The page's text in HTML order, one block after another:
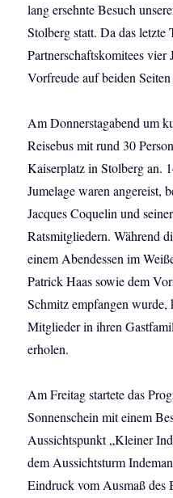
lang ersehnte Besuch
Stolberg statt. Da das
Partnerschaftskomitees
Vorfreude auf beiden
Am Donnerstagabend um
Reisebus mit rund 30
Kaiserplatz in Stolberg an.
Jumelage waren angereist,
Jacques Coquelin und
Ratsmitgliedern. Während
einem Abendessen im
Patrick Haas sowie dem
Schmitz empfangen
Mitglieder in ihren
erholen.
Am Freitag startete das
Sonnenschein mit einem
Aussichtspunkt „Kleiner
dem Aussichtsturm
Eindruck vom Ausmaß des